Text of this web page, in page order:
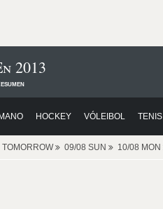
2013
HOCKEY VÓLEIBOL TENIS
TOMORROW 09/08 SUN 10/08 MON